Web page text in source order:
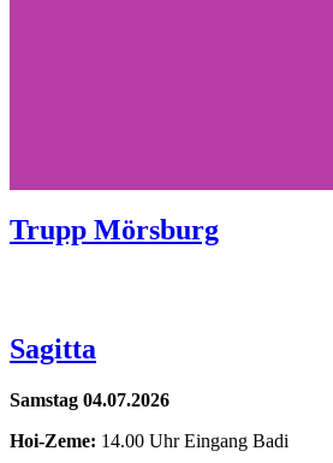
Trupp Mörsburg
Sagitta
Samstag 04.07.2026
Hoi-Zeme: 14.00 Uhr Eingang Badi